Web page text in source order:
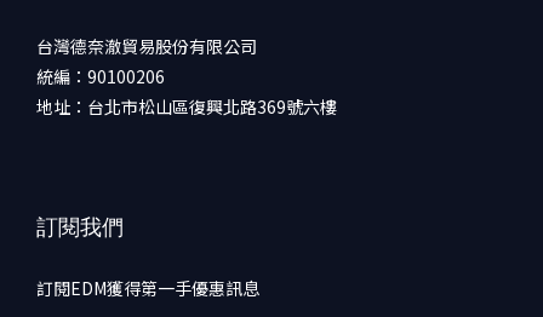
台灣德奈澈貿易股份有限公司
統編：90100206
地址：台北市松山區復興北路369號六樓
訂閱我們
訂閱EDM獲得第一手優惠訊息